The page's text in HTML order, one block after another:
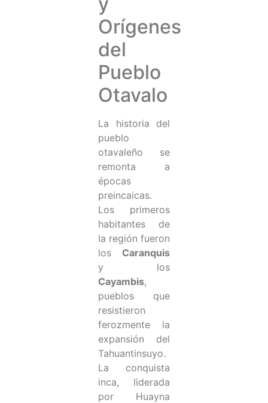
Orígenes
del
Pueblo
Otavalo
La historia del
pueblo
otavaleño se
remonta a
épocas
preincaicas.
Los primeros
habitantes de
la región fueron
los Caranquis
y los
Cayambis,
pueblos que
resistieron
ferozmente la
expansión del
Tahuantinsuyo.
La conquista
inca, liderada
por Huayna